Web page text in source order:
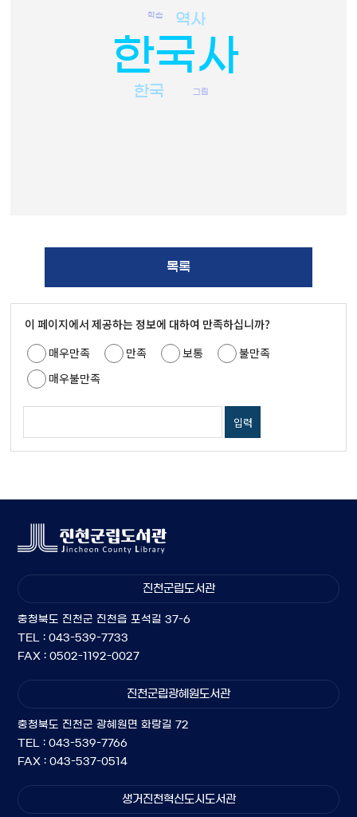
한국사
역사
한국 그림
학습
목록
이 페이지에서 제공하는 정보에 대하여 만족하십니까?
매우만족
만족 보통
불만족
매우불만족
진천군립도서관
충청북도 진천군 진천읍 포석길 37-6
TEL : 043-539-7733
FAX : 0502-1192-0027
진천군립광혜원도서관
충청북도 진천군 광혜원면 화랑길 72
TEL : 043-539-7766
FAX : 043-537-0514
생거진천혁신도시도서관